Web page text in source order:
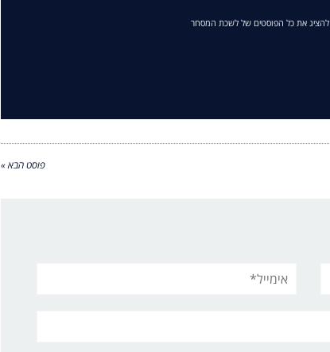
להציג את כל הפוסטים של לשכת המסחר
פוסט הבא »